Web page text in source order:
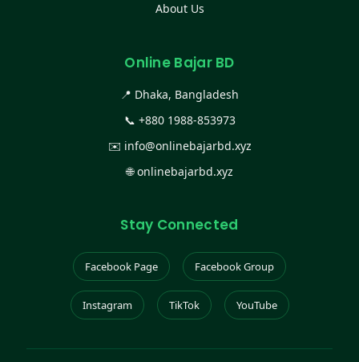
About Us
Online Bajar BD
📍 Dhaka, Bangladesh
📞 +880 1988-853973
✉️ info@onlinebajarbd.xyz
🌐onlinebajarbd.xyz
Stay Connected
Facebook Page Facebook Group
Instagram TikTok YouTube